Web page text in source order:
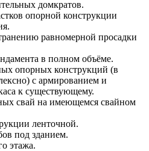
домкратов.
опорной конструкции
равномерной просадки
в полном объёме.
опорных конструкций (в
с армированием и
к существующему.
свай на имеющемся свайном
ленточной.
под зданием.
этажа.